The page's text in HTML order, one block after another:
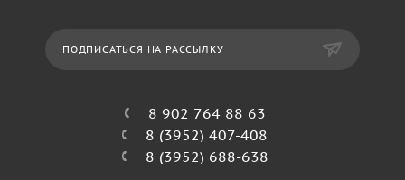
ПОДПИСАТЬСЯ НА РАССЫЛКУ
8 902 764 88 63
8 (3952) 407-408
8 (3952) 688-638